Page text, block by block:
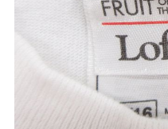
ご利用案内
お客様の声
レビュー1万件突破
お気に入りリスト
会員登録